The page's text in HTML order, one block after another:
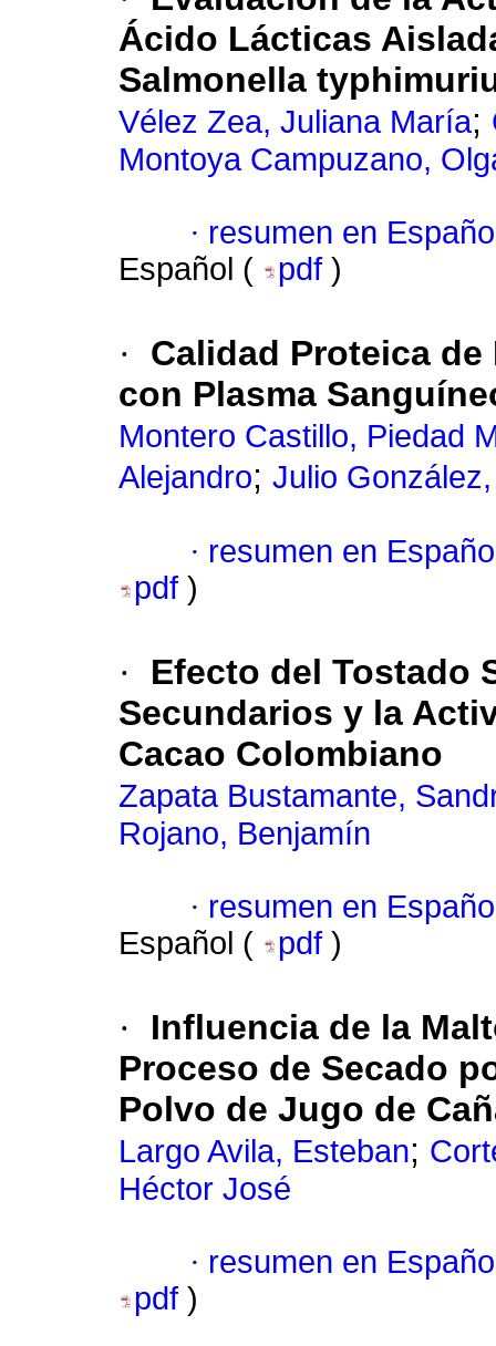
Ácido Lácticas
Salmonella
Vélez Zea, Juliana María;
Montoya Campuzano,
· resumen en
Español (
pdf )
·
Calidad Proteica
con Plasma
Montero Castillo, Piedad
Alejandro; Julio
· resumen en
pdf )
·
Efecto del Tostado
Secundarios y la
Cacao Colombiano
Zapata Bustamante,
Rojano, Benjamín
· resumen en
Español (
pdf )
·
Influencia de la
Proceso de Secado
Polvo de Jugo de
Largo Avila, Esteban;
Héctor José
· resumen en
pdf )